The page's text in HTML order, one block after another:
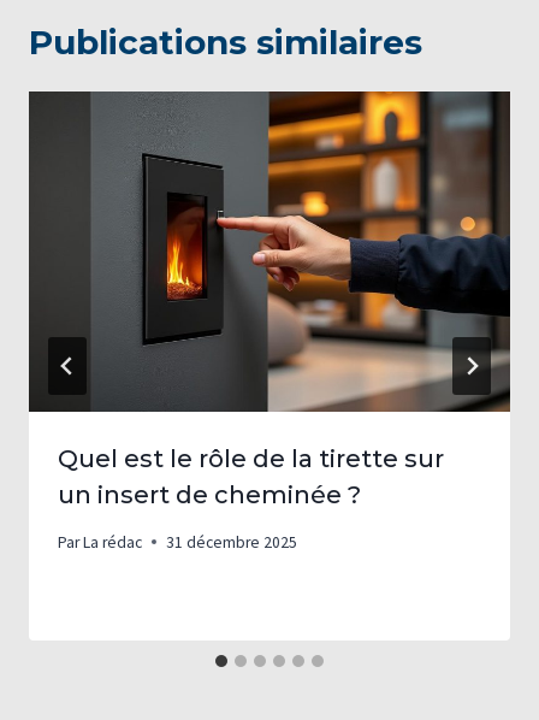
Publications similaires
Quel est le rôle de la tirette sur
un insert de cheminée ?
ParLa rédac 31 décembre 2025